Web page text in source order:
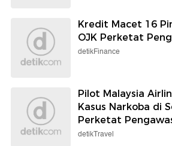
Kredit Macet 16
OJK Perketat
detikFinance
Pilot Malaysia
Kasus Narkoba di
Perketat
detikTravel